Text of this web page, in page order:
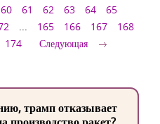
60 61 62 63 64
65
... 165 166 167
168
174 Следующая
трамп отказывает